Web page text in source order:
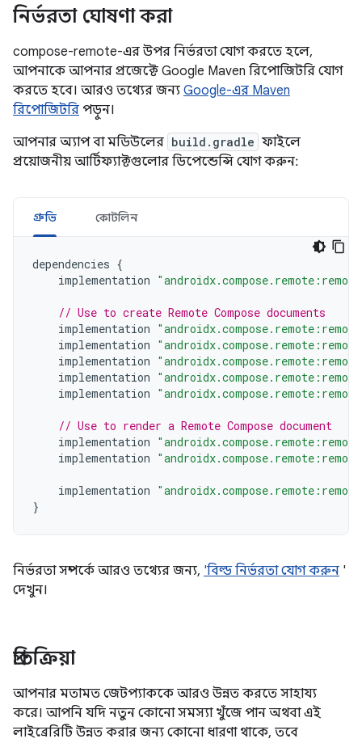
নির্ভরতা ঘোষণা করা
compose-remote-এর উপর নির্ভরতা যোগ করতে হলে,
আপনাকে আপনার প্রজেক্টে Google Maven রিপোজিটরি যোগ
করতে হবে। আরও তথ্যের জন্য Google-এর Maven
রিপোজিটরি পড়ুন।
আপনার অ্যাপ বা মডিউলের build.gradle ফাইলে
প্রয়োজনীয় আর্টিফ্যাক্টগুলোর ডিপেন্ডেন্সি যোগ করুন:
গ্রুভি কোটলিন
dependencies {
implementation
// Use to create Remote Compose documents
implementation
implementation
implementation
implementation
implementation
// Use to render a Remote Compose document
implementation
implementation
implementation
}
নির্ভরতা সম্পর্কে আরও তথ্যের জন্য, 'বিল্ড নির্ভরতা যোগ করুন '
দেখুন।
প্রতিক্রিয়া
আপনার মতামত জেটপ্যাককে আরও উন্নত করতে সাহায্য
করে। আপনি যদি নতুন কোনো সমস্যা খুঁজে পান অথবা এই
লাইব্রেরিটি উন্নত করার জন্য কোনো ধারণা থাকে, তবে